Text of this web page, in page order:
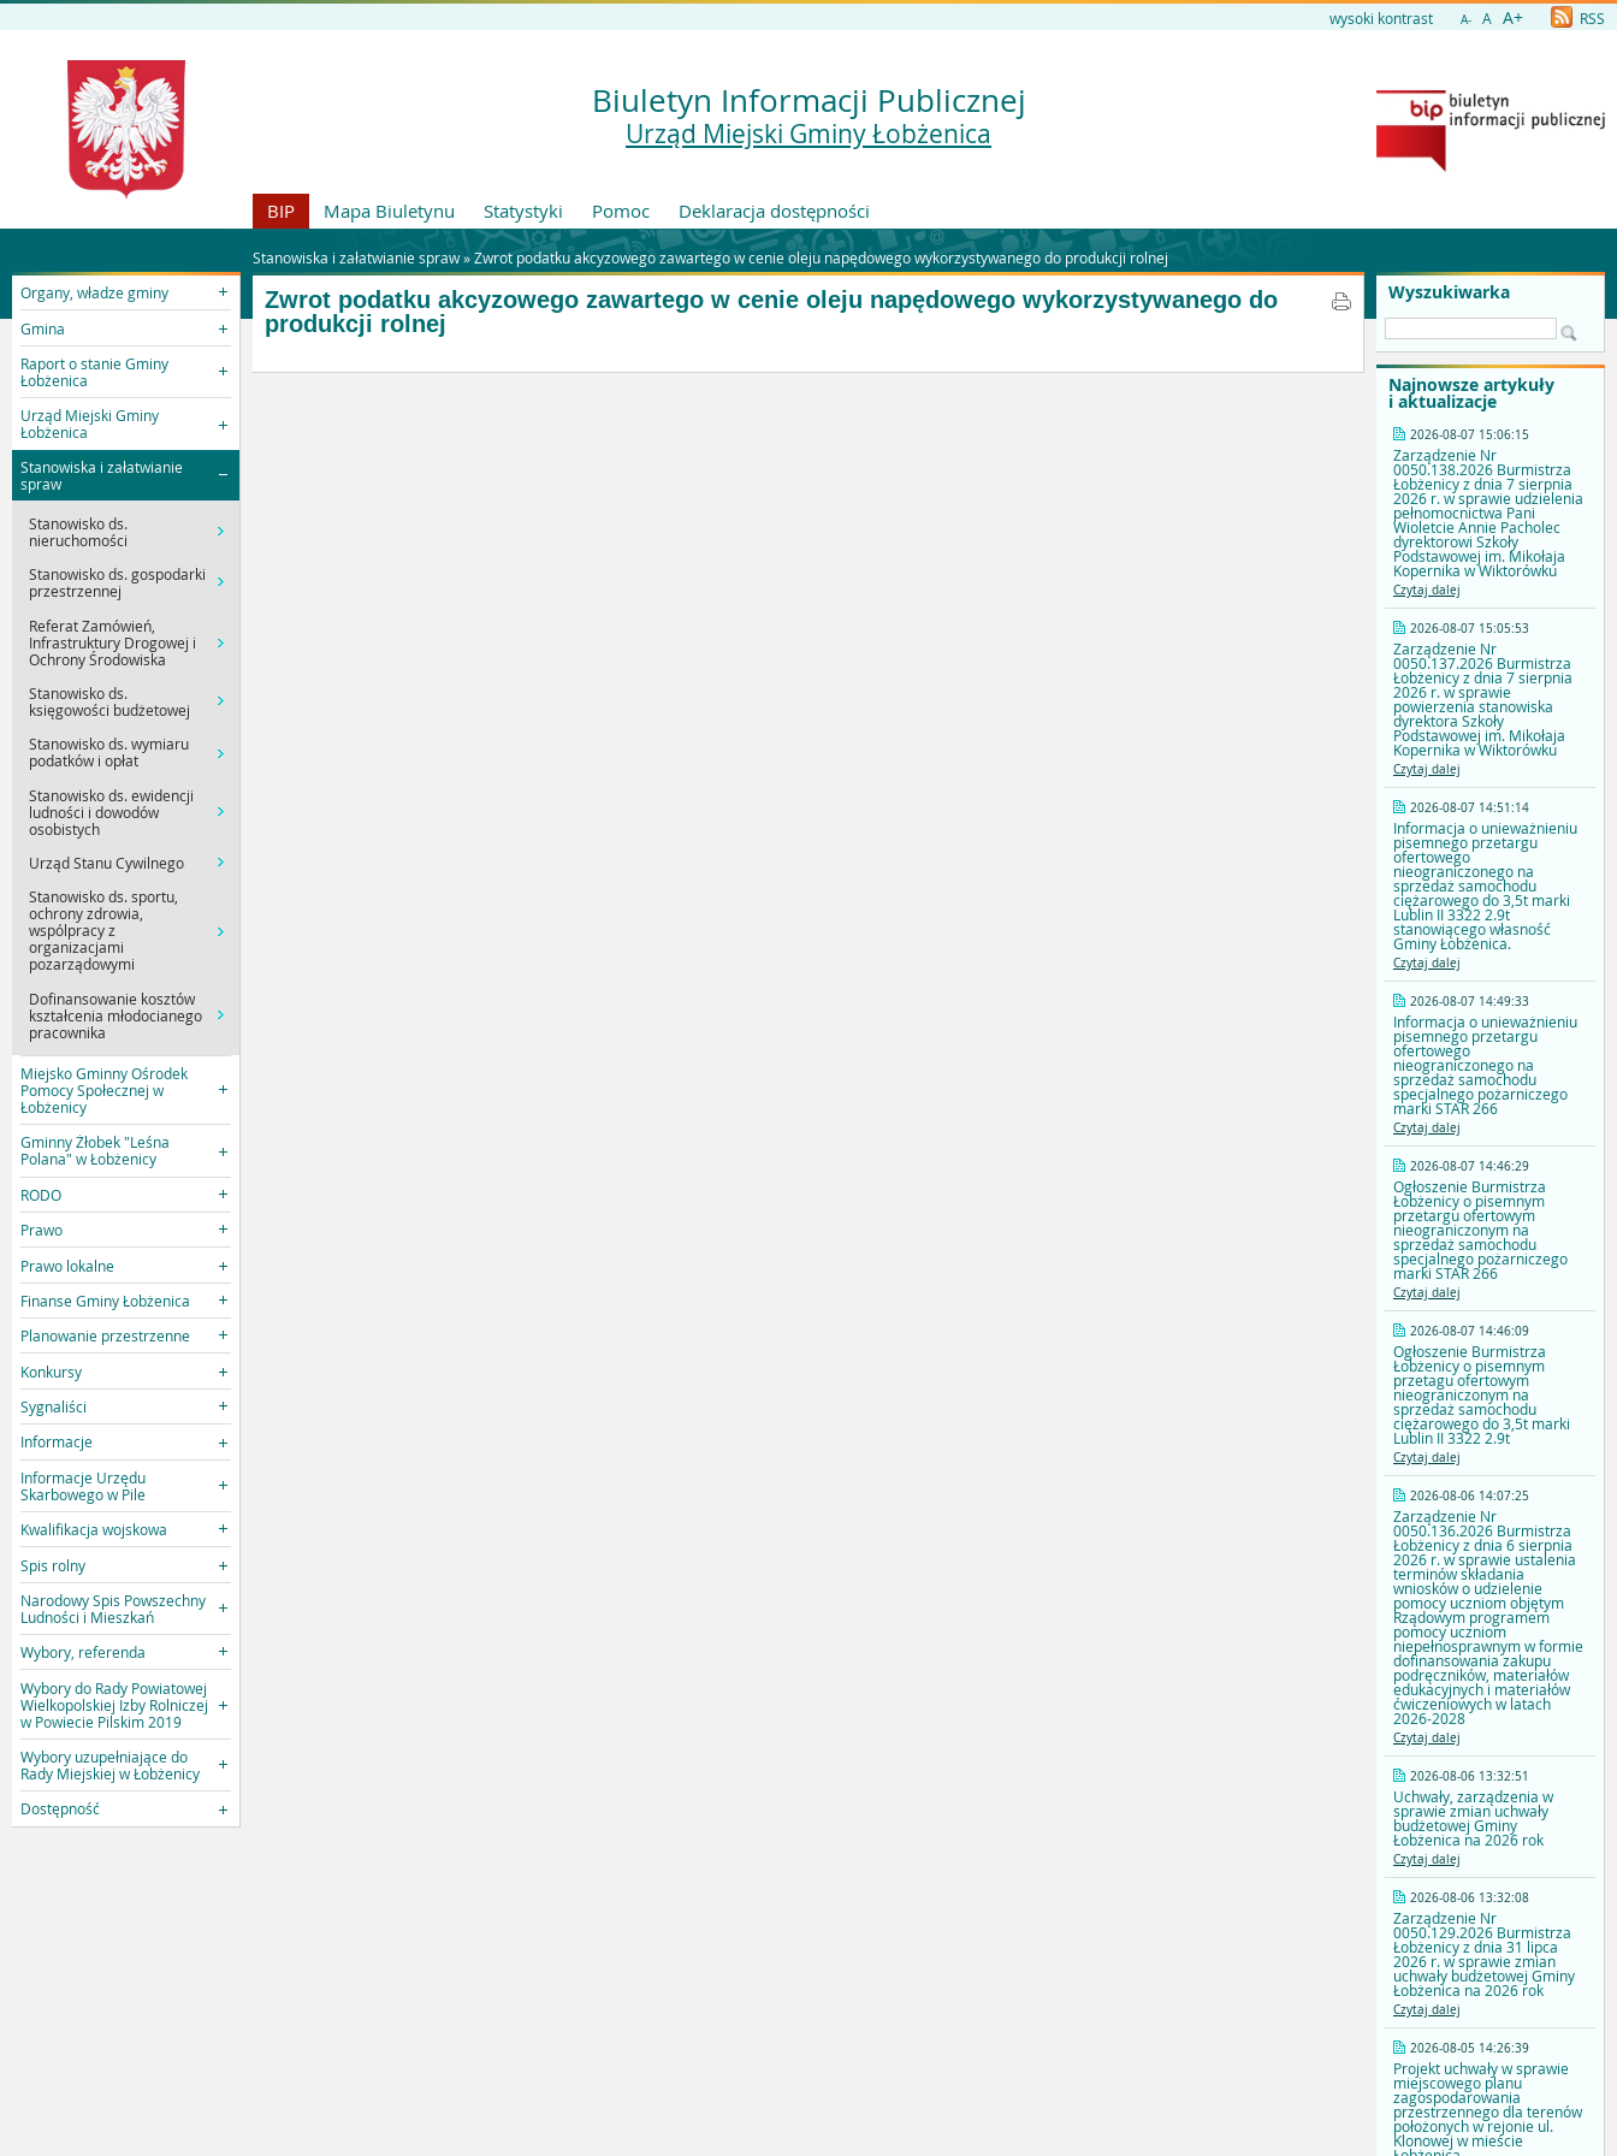
wysoki kontrast A- A A+ RSS
Biuletyn Informacji Publicznej
Urząd Miejski Gminy Łobżenica
BIP Mapa Biuletynu Statystyki Pomoc Deklaracja dostępności
Stanowiska i załatwianie spraw »Zwrot podatku akcyzowego zawartego w cenie oleju napędowego wykorzystywanego do produkcji rolnej
Organy, władze gminy
Gmina
Raport o stanie Gminy
Łobżenica
Urząd Miejski Gminy
Łobżenica
Stanowiska i załatwianie
spraw
Stanowisko ds.
nieruchomości
Stanowisko ds. gospodarki
przestrzennej
Referat Zamówień,
Infrastruktury Drogowej i
Ochrony Środowiska
Stanowisko ds.
księgowości budżetowej
Stanowisko ds. wymiaru
podatków i opłat
Stanowisko ds. ewidencji
ludności i dowodów
osobistych
Urząd Stanu Cywilnego
Stanowisko ds. sportu,
ochrony zdrowia,
wspólpracy z
organizacjami
pozarządowymi
Dofinansowanie kosztów
kształcenia młodocianego
pracownika
Miejsko Gminny Ośrodek
Pomocy Społecznej w
Łobżenicy
Gminny Żłobek "Leśna
Polana" w Łobżenicy
RODO
Prawo
Prawo lokalne
Finanse Gminy Łobżenica
Planowanie przestrzenne
Konkursy
Sygnaliści
Informacje
Informacje Urzędu
Skarbowego w Pile
Kwalifikacja wojskowa
Spis rolny
Narodowy Spis Powszechny
Ludności i Mieszkań
Wybory, referenda
Wybory do Rady Powiatowej
Wielkopolskiej Izby Rolniczej
w Powiecie Pilskim 2019
Wybory uzupełniające do
Rady Miejskiej w Łobżenicy
Dostępność
Wyszukiwarka
Najnowsze artykuły
i aktualizacje
2026-08-07 15:06:15
Zarządzenie Nr
0050.138.2026 Burmistrza
Łobżenicy z dnia 7 sierpnia
2026 r. w sprawie udzielenia
pełnomocnictwa Pani
Wioletcie Annie Pacholec
dyrektorowi Szkoły
Podstawowej im. Mikołaja
Kopernika w Wiktorówku
Czytaj dalej
2026-08-07 15:05:53
Zarządzenie Nr
0050.137.2026 Burmistrza
Łobżenicy z dnia 7 sierpnia
2026 r. w sprawie
powierzenia stanowiska
dyrektora Szkoły
Podstawowej im. Mikołaja
Kopernika w Wiktorówku
Czytaj dalej
2026-08-07 14:51:14
Informacja o unieważnieniu
pisemnego przetargu
ofertowego
nieograniczonego na
sprzedaż samochodu
ciężarowego do 3,5t marki
Lublin II 3322 2.9t
stanowiącego własność
Gminy Łobżenica.
Czytaj dalej
2026-08-07 14:49:33
Informacja o unieważnieniu
pisemnego przetargu
ofertowego
nieograniczonego na
sprzedaż samochodu
specjalnego pożarniczego
marki STAR 266
Czytaj dalej
2026-08-07 14:46:29
Ogłoszenie Burmistrza
Łobżenicy o pisemnym
przetargu ofertowym
nieograniczonym na
sprzedaż samochodu
specjalnego pożarniczego
marki STAR 266
Czytaj dalej
2026-08-07 14:46:09
Ogłoszenie Burmistrza
Łobżenicy o pisemnym
przetagu ofertowym
nieograniczonym na
sprzedaż samochodu
ciężarowego do 3,5t marki
Lublin II 3322 2.9t
Czytaj dalej
2026-08-06 14:07:25
Zarządzenie Nr
0050.136.2026 Burmistrza
Łobżenicy z dnia 6 sierpnia
2026 r. w sprawie ustalenia
terminów składania
wniosków o udzielenie
pomocy uczniom objętym
Rządowym programem
pomocy uczniom
niepełnosprawnym w formie
dofinansowania zakupu
podręczników, materiałów
edukacyjnych i materiałów
ćwiczeniowych w latach
2026-2028
Czytaj dalej
2026-08-06 13:32:51
Uchwały, zarządzenia w
sprawie zmian uchwały
budżetowej Gminy
Łobżenica na 2026 rok
Czytaj dalej
2026-08-06 13:32:08
Zarządzenie Nr
0050.129.2026 Burmistrza
Łobżenicy z dnia 31 lipca
2026 r. w sprawie zmian
uchwały budżetowej Gminy
Łobżenica na 2026 rok
Czytaj dalej
2026-08-05 14:26:39
Projekt uchwały w sprawie
miejscowego planu
zagospodarowania
przestrzennego dla terenów
położonych w rejonie ul.
Klonowej w mieście
Zwrot podatku akcyzowego zawartego w cenie oleju napędowego wykorzystywanego do
produkcji rolnej